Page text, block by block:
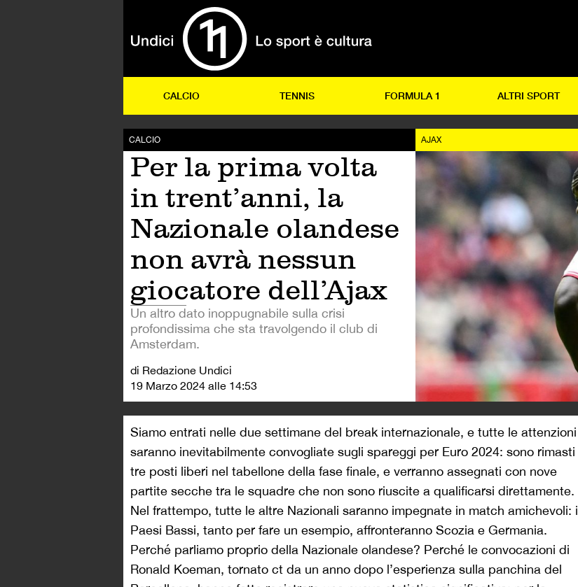
CALCIO TENNIS FORMULA 1 ALTRI SPORT
CALCIO
Per la prima volta
in trent’anni, la
Nazionale olandese
non avrà nessun
giocatore dell’Ajax
Un altro dato inoppugnabile sulla crisi
profondissima che sta travolgendo il club di
Amsterdam.
di Redazione Undici
19 Marzo 2024 alle 14:53
AJAX
Siamo entrati nelle due settimane del break internazionale, e tutte le attenzioni
saranno inevitabilmente convogliate sugli spareggi per Euro 2024: sono rimasti
tre posti liberi nel tabellone della fase finale, e verranno assegnati con nove
partite secche tra le squadre che non sono riuscite a qualificarsi direttamente.
Nel frattempo, tutte le altre Nazionali saranno impegnate in match amichevoli: i
Paesi Bassi, tanto per fare un esempio, affronteranno Scozia e Germania.
Perché parliamo proprio della Nazionale olandese? Perché le convocazioni di
Ronald Koeman, tornato ct da un anno dopo l’esperienza sulla panchina del